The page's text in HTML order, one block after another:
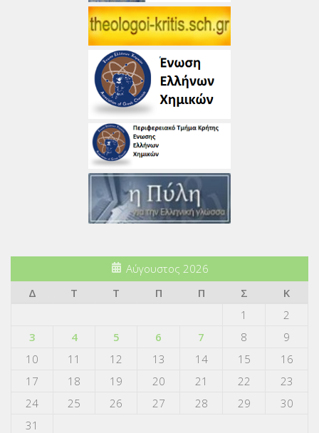
Αύγουστος 2026
Δ
Τ Τ Π Π Σ
Κ
1
2
3
4 5 6 7 8
9
10
11 12 13 14 15
16
17
18 19 20 21 22
23
24
25 26 27 28 29
30
31